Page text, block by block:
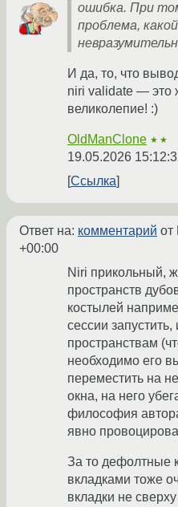
ошибка. При
проблема,
И да, то, что
niri validate — это
великолепие! :)
OldManClone ★★
19.05.2026
Ссылка
Ответ на: комментарий от
+00:00
Niri прикольный,
пространств
костылей
сессии
пространствам
необходимо его
переместить на
окна, на него
философия
явно
За то дефолтные
вкладками тоже
вкладки не